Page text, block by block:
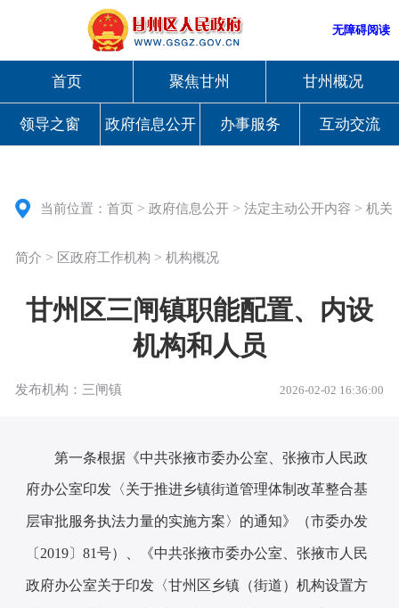
无障碍阅读
首页 聚焦甘州 甘州概况
领导之窗 政府信息公开 办事服务 互动交流
当前位置：首页 >政府信息公开 >法定主动公开内容 >机关
简介 > 区政府工作机构 >机构概况
甘州区三闸镇职能配置、内设
机构和人员
发布机构：三闸镇 2026-02-02 16:36:00
第一条根据《中共张掖市委办公室、张掖市人民政
府办公室印发〈关于推进乡镇街道管理体制改革整合基
层审批服务执法力量的实施方案〉的通知》（市委办发
〔 2019〕81号）、《中共张掖市委办公室、张掖市人民
政府办公室关于印发〈甘州区乡镇（街道）机构设置方